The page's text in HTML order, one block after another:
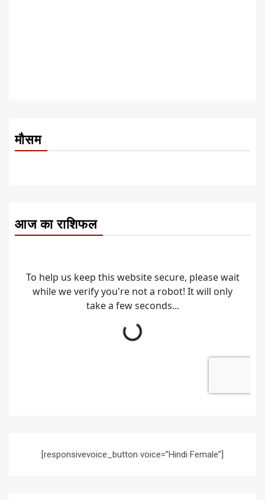
मौसम
आज का राशिफल
[responsivevoice_button voice=”Hindi Female”]